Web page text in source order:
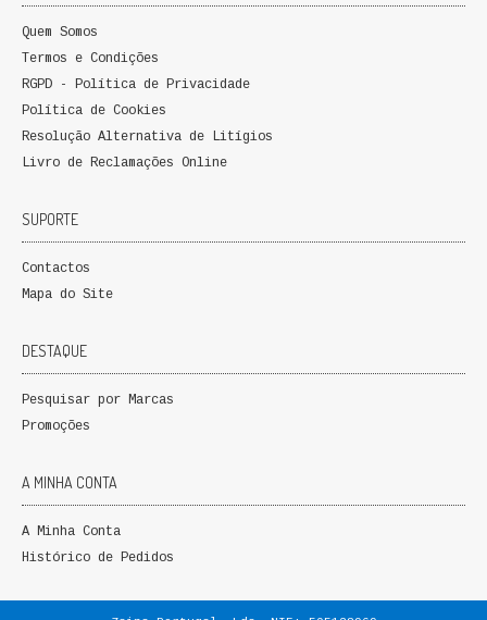
Quem Somos
Termos e Condições
RGPD - Política de Privacidade
Política de Cookies
Resolução Alternativa de Litígios
Livro de Reclamações Online
SUPORTE
Contactos
Mapa do Site
DESTAQUE
Pesquisar por Marcas
Promoções
A MINHA CONTA
A Minha Conta
Histórico de Pedidos